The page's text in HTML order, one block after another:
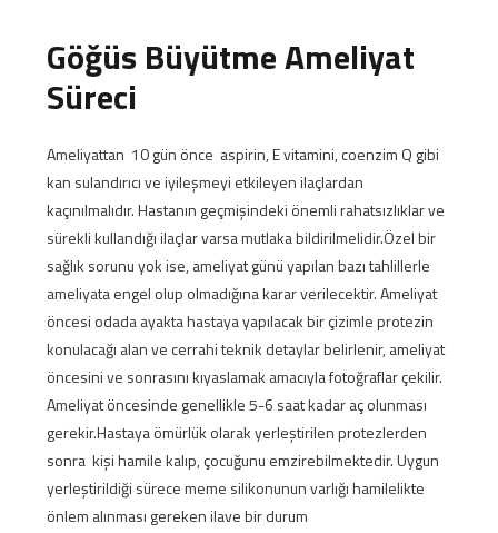
Göğüs Büyütme Ameliyat
Süreci
Ameliyattan 10 gün önce aspirin, E vitamini, coenzim Q gibi
kan sulandırıcı ve iyileşmeyi etkileyen ilaçlardan
kaçınılmalıdır. Hastanın geçmişindeki önemli rahatsızlıklar ve
sürekli kullandığı ilaçlar varsa mutlaka bildirilmelidir.Özel bir
sağlık sorunu yok ise, ameliyat günü yapılan bazı tahlillerle
ameliyata engel olup olmadığına karar verilecektir. Ameliyat
öncesi odada ayakta hastaya yapılacak bir çizimle protezin
konulacağı alan ve cerrahi teknik detaylar belirlenir, ameliyat
öncesini ve sonrasını kıyaslamak amacıyla fotoğraflar çekilir.
Ameliyat öncesinde genellikle 5-6 saat kadar aç olunması
gerekir.Hastaya ömürlük olarak yerleştirilen protezlerden
sonra kişi hamile kalıp, çocuğunu emzirebilmektedir. Uygun
yerleştirildiği sürece meme silikonunun varlığı hamilelikte
önlem alınması gereken ilave bir durum